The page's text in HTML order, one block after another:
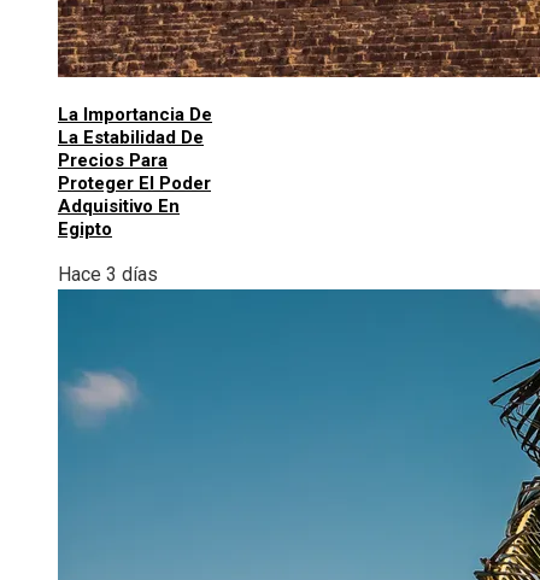
La Importancia De
La Estabilidad De
Precios Para
Proteger El Poder
Adquisitivo En
Egipto
Hace 3 días